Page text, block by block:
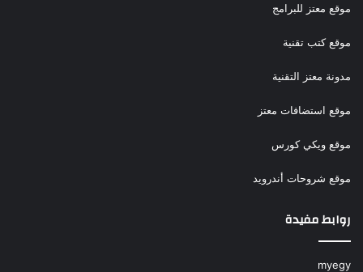
موقع معتز للبرامج
موقع كتب تقنية
مدونة معتز التقنية
موقع استضافات معتز
موقع ويكي كورس
موقع شروحات أندرويد
روابط مفيدة
myegy